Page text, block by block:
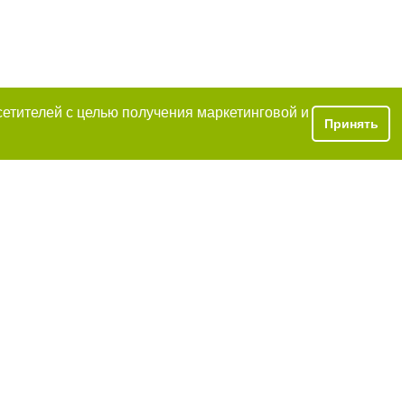
с целью получения маркетинговой и
Принять